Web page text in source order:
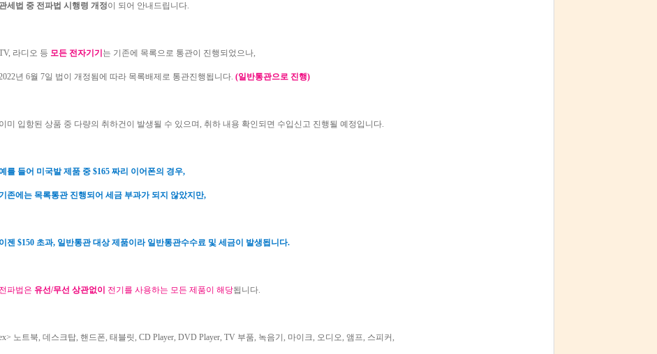
관세법 중 전파법 시행령 개정이 되어 안내드립니다.
라디오 등 모든 전자기기 는 기존에 목록으로 통관이 진행되었으나,
년 6월 7일 법이 개정됨에 따라 목록배제로 통관진행됩니다. (일반통관으로 진행)
이미 입항된 상품 중 다량의 취하건이 발생될 수 있으며, 취하 내용 확인되면 수입신고 진행될 예정입니다.
를 들어 미국발 제품 중 $165 짜리 이어폰의 경우,
존에는 목록통관 진행되어 세금 부과가 되지 않았지만,
이젠 $150 초과, 일반통관 대상 제품이라 일반통관수수료 및 세금이 발생됩니다.
전파법은 유선/무선 상관없이 전기를 사용하는 모든 제품이 해당됩니다.
노트북, 데스크탑, 핸드폰, 태블릿, CD Player, DVD Player, TV 부품, 녹음기, 마이크, 오디오, 앰프, 스피커,